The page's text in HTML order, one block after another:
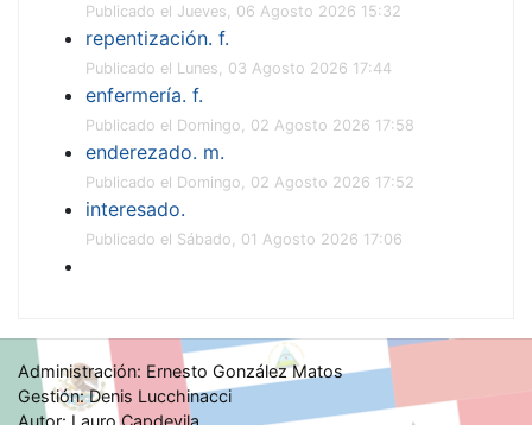
Publicado el Jueves, 06 Agosto 2026 15:32
repentización. f.
Publicado el Lunes, 03 Agosto 2026 17:44
enfermería. f.
Publicado el Domingo, 02 Agosto 2026 17:58
enderezado. m.
Publicado el Domingo, 02 Agosto 2026 17:52
interesado.
Publicado el Sábado, 01 Agosto 2026 17:06
Administración: Ernesto González Matos
Gestión: Denis Lucchinacci
Autor: Lauro Capdevila